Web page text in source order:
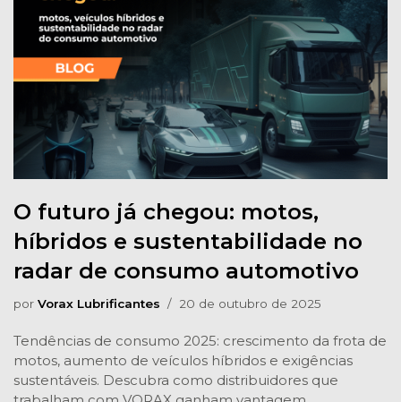
O futuro já chegou: motos,
híbridos e sustentabilidade no
radar de consumo automotivo
por Vorax Lubrificantes 20 de outubro de 2025
Tendências de consumo 2025: crescimento da frota de
motos, aumento de veículos híbridos e exigências
sustentáveis. Descubra como distribuidores que